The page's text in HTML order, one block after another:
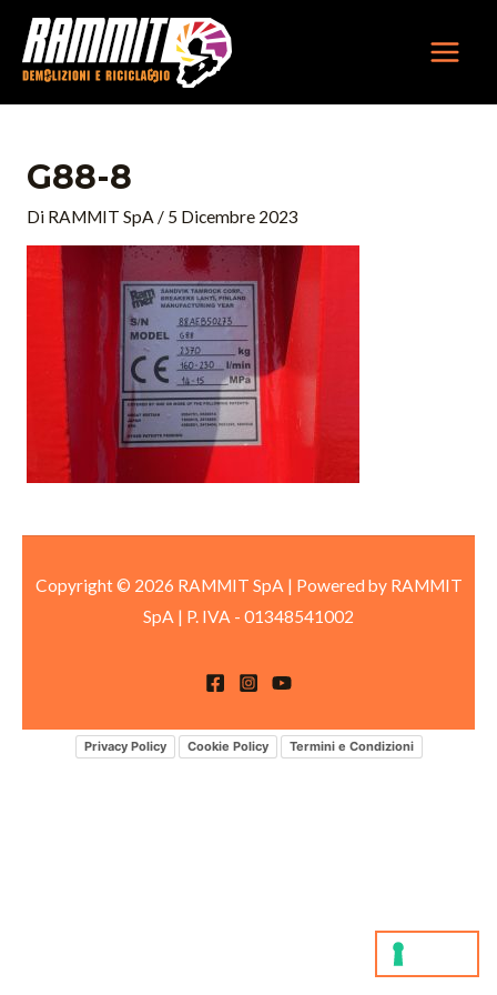
contenuto
G88-8
Di RAMMIT SpA / 5 Dicembre 2023
Copyright © 2026 RAMMIT SpA | Powered by RAMMIT
SpA | P. IVA - 01348541002
Privacy Policy Cookie Policy Termini e Condizioni